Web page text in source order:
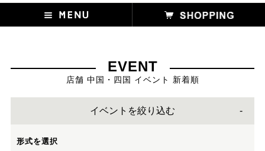
EVENT
店舗 中国・四国 イベント 新着順
イベントを絞り込む
形式を選択